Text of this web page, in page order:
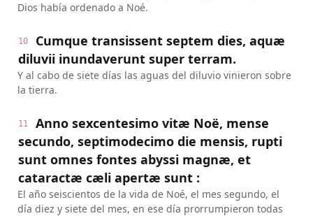
Dios había ordenado a Noé.
10
Cumque transissent septem dies, aquæ
diluvii inundaverunt super terram.
Y al cabo de siete días las aguas del diluvio vinieron sobre
la tierra.
11
Anno sexcentesimo vitæ Noë, mense
secundo, septimodecimo die mensis, rupti
sunt omnes fontes abyssi magnæ, et
cataractæ cæli apertæ sunt :
El año seiscientos de la vida de Noé, el mes segundo, el
día diez y siete del mes, en ese día prorrumpieron todas